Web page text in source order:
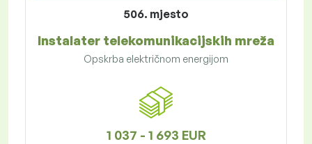
506. mjesto
Instalater telekomunikacijskih mreža
Opskrba električnom energijom
1 037 - 1 693 EUR